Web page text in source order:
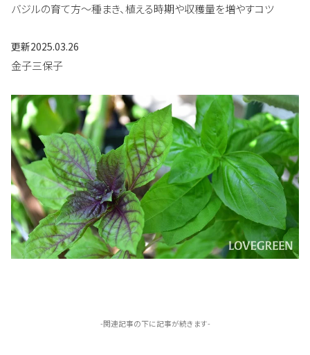
バジルの育て方～種まき、植える時期や収穫量を増やすコツ
更新2025.03.26
金子三保子
-関連記事の下に記事が続きます-